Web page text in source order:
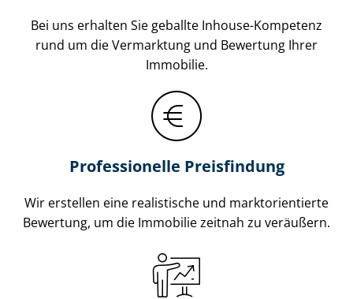
Bei uns erhalten Sie geballte Inhouse-Kompetenz
rund um die Vermarktung und Bewertung Ihrer
Immobilie.
Professionelle Preisfindung
Wir erstellen eine realistische und markt­ori­en­tier­te
Bewertung, um die Immobilie zeitnah zu veräußern.